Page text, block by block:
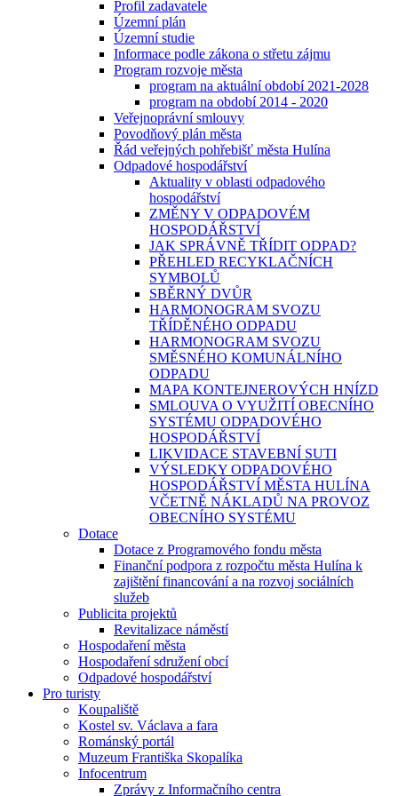
Profil zadavatele
Územní plán
Územní studie
Informace podle zákona o střetu zájmu
Program rozvoje města
program na aktuální období 2021-2028
program na období 2014 - 2020
Veřejnoprávní smlouvy
Povodňový plán města
Řád veřejných pohřebišť města Hulína
Odpadové hospodářství
Aktuality v oblasti odpadového
hospodářství
ZMĚNY V ODPADOVÉM
HOSPODÁŘSTVÍ
JAK SPRÁVNĚ TŘÍDIT ODPAD?
PŘEHLED RECYKLAČNÍCH
SYMBOLŮ
SBĚRNÝ DVŮR
HARMONOGRAM SVOZU
TŘÍDĚNÉHO ODPADU
HARMONOGRAM SVOZU
SMĚSNÉHO KOMUNÁLNÍHO
ODPADU
MAPA KONTEJNEROVÝCH HNÍZD
SMLOUVA O VYUŽITÍ OBECNÍHO
SYSTÉMU ODPADOVÉHO
HOSPODÁŘSTVÍ
LIKVIDACE STAVEBNÍ SUTI
VÝSLEDKY ODPADOVÉHO
HOSPODÁŘSTVÍ MĚSTA HULÍNA
VČETNĚ NÁKLADŮ NA PROVOZ
OBECNÍHO SYSTÉMU
Dotace
Dotace z Programového fondu města
Finanční podpora z rozpočtu města Hulína k
zajištění financování a na rozvoj sociálních
služeb
Publicita projektů
Revitalizace náměstí
Hospodaření města
Hospodaření sdružení obcí
Odpadové hospodářství
Pro turisty
Koupaliště
Kostel sv. Václava a fara
Románský portál
Muzeum Františka Skopalíka
Infocentrum
Zprávy z Informačního centra